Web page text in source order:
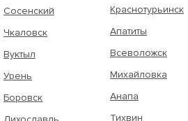
Сосенский
Чкаловск
Вуктыл
Урень
Боровск
Краснотурьинск
Апатиты
Всеволожск
Михайловка
Анапа
Тихвин